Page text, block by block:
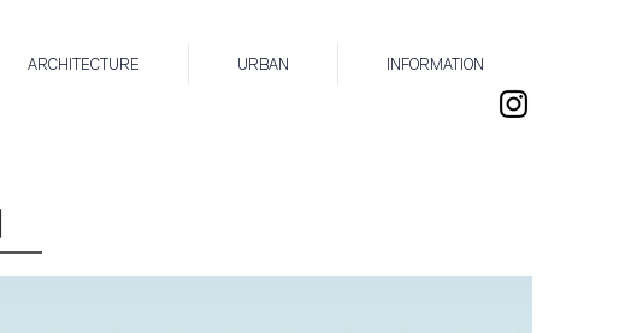
ARCHITECTURE URBAN INFORMATION